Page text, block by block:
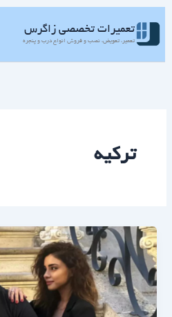
پرش
محتوا
تعمیرات تخصصی زاگرس
تعمیر، تعویض، نصب و فروش انواع درب و پنجره
ترکیه